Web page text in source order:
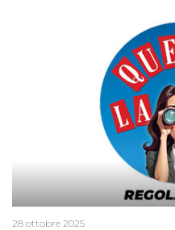
minuscola su una collanina,
2015 un’altra donna confessa
colpevoli per un solo omicidio:
28 ottobre 2025